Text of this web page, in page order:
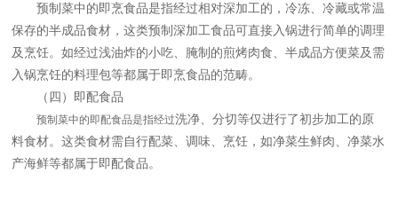
预制菜中的即烹食品是指经过相对深加工的，冷冻、冷藏或常温
保存的半成品食材，这类预制深加工食品可直接入锅进行简单的调理
及烹饪。如经过浅油炸的小吃、腌制的煎烤肉食、半成品方便菜及需
入锅烹饪的料理包等都属于即烹食品的范畴。
（四）即配食品
预制菜中的即配食品是指经过洗净、分切等仅进行了初步加工的原
料食材。这类食材需自行配菜、调味、烹饪，如净菜生鲜肉、净菜水
产海鲜等都属于即配食品。